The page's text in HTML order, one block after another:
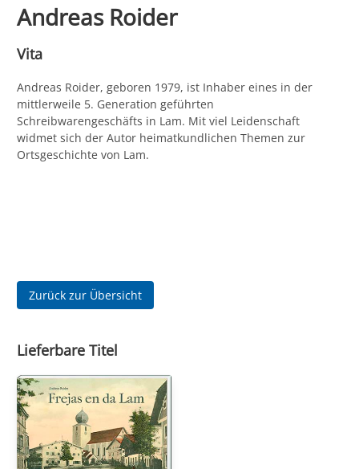
Andreas Roider
Vita
Andreas Roider, geboren 1979, ist Inhaber eines in der
mittlerweile 5. Generation geführten
Schreibwarengeschäfts in Lam. Mit viel Leidenschaft
widmet sich der Autor heimatkundlichen Themen zur
Ortsgeschichte von Lam.
Zurück zur Übersicht
Lieferbare Titel